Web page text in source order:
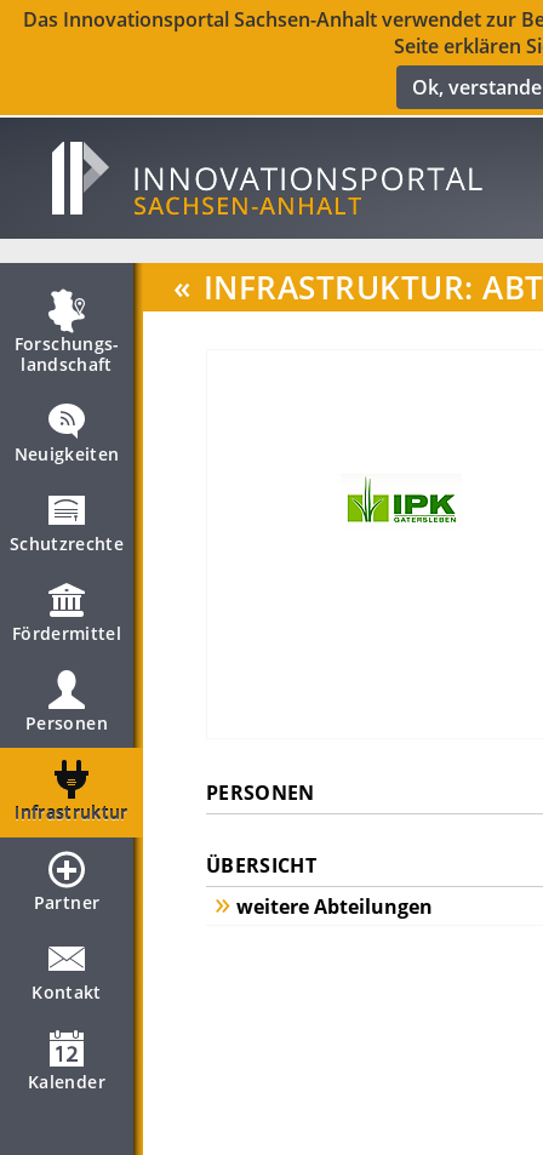
Das Innovationsportal Sachsen-Anhalt verwendet zur
Seite erklären
Ok,
Forschungs­
landschaft
Neuigkeiten
Schutzrechte
Fördermittel
Personen
Infrastruktur
Partner
Kontakt
Kalender
« INFRASTRUKTUR:
PERSONEN
ÜBERSICHT
weitere Abteilungen